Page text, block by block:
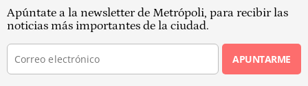
Apúntate a la newsletter de Metrópoli, para recibir las
noticias más importantes de la ciudad.
APUNTARME